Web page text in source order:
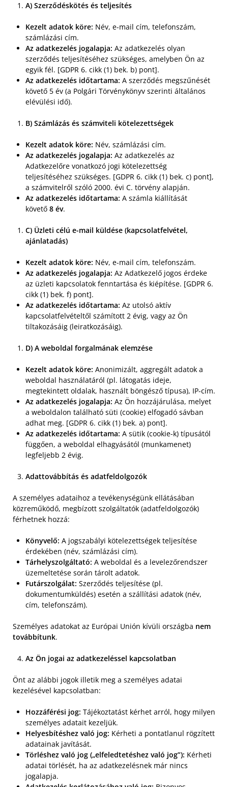
A) Szerződéskötés és teljesítés
Kezelt adatok köre: Név, e-mail cím, telefonszám,
számlázási cím.
Az adatkezelés jogalapja: Az adatkezelés olyan
szerződés teljesítéséhez szükséges, amelyben Ön az
egyik fél. [GDPR 6. cikk (1) bek. b) pont].
Az adatkezelés időtartama: A szerződés megszűnését
követő 5 év (a Polgári Törvénykönyv szerinti általános
elévülési idő).
B) Számlázás és számviteli kötelezettségek
Kezelt adatok köre: Név, számlázási cím.
Az adatkezelés jogalapja: Az adatkezelés az
Adatkezelőre vonatkozó jogi kötelezettség
teljesítéséhez szükséges. [GDPR 6. cikk (1) bek. c) pont],
a számvitelről szóló 2000. évi C. törvény alapján.
Az adatkezelés időtartama: A számla kiállítását
követő 8 év.
C) Üzleti célú e-mail küldése (kapcsolatfelvétel,
ajánlatadás)
Kezelt adatok köre: Név, e-mail cím, telefonszám.
Az adatkezelés jogalapja: Az Adatkezelő jogos érdeke
az üzleti kapcsolatok fenntartása és kiépítése. [GDPR 6.
cikk (1) bek. f) pont].
Az adatkezelés időtartama: Az utolsó aktív
kapcsolatfelvételtől számított 2 évig, vagy az Ön
tiltakozásáig (leiratkozásáig).
D) A weboldal forgalmának elemzése
Kezelt adatok köre: Anonimizált, aggregált adatok a
weboldal használatáról (pl. látogatás ideje,
megtekintett oldalak, használt böngésző típusa), IP-cím.
Az adatkezelés jogalapja: Az Ön hozzájárulása, melyet
a weboldalon található süti (cookie) elfogadó sávban
adhat meg. [GDPR 6. cikk (1) bek. a) pont].
Az adatkezelés időtartama: A sütik (cookie-k) típusától
függően, a weboldal elhagyásától (munkamenet)
legfeljebb 2 évig.
Adattovábbítás és adatfeldolgozók
A személyes adataihoz a tevékenységünk ellátásában
közreműködő, megbízott szolgáltatók (adatfeldolgozók)
férhetnek hozzá:
Könyvelő: A jogszabályi kötelezettségek teljesítése
érdekében (név, számlázási cím).
Tárhelyszolgáltató: A weboldal és a levelezőrendszer
üzemeltetése során tárolt adatok.
Futárszolgálat: Szerződés teljesítése (pl.
dokumentumküldés) esetén a szállítási adatok (név,
cím, telefonszám).
Személyes adatokat az Európai Unión kívüli országba nem
továbbítunk.
Az Ön jogai az adatkezeléssel kapcsolatban
Önt az alábbi jogok illetik meg a személyes adatai
kezelésével kapcsolatban:
Hozzáférési jog: Tájékoztatást kérhet arról, hogy milyen
személyes adatait kezeljük.
Helyesbítéshez való jog: Kérheti a pontatlanul rögzített
adatainak javítását.
Törléshez való jog („elfeledtetéshez való jog”): Kérheti
adatai törlését, ha az adatkezelésnek már nincs
jogalapja.